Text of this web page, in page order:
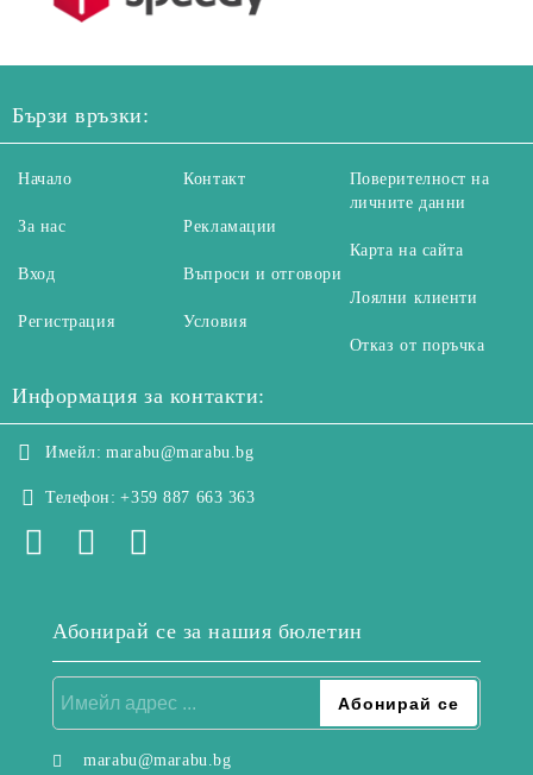
Бързи връзки:
Начало
За нас
Вход
Регистрация
Контакт
Рекламации
Въпроси и отговори
Условия
Поверителност на
личните данни
Карта на сайта
Лоялни клиенти
Отказ от поръчка
Информация за контакти:
Имейл: marabu@marabu.bg
Телефон: +359 887 663 363
Абонирай се за нашия бюлетин
marabu@marabu.bg